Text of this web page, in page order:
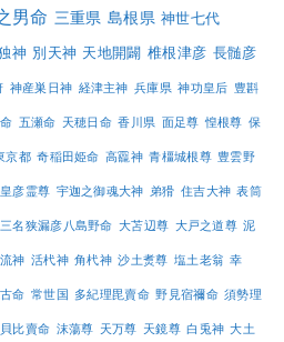
男命 三重県 島根県 神世七代
神 別天神 天地開闢 椎根津彦 長髄彦
神産巣日神 経津主神 兵庫県 神功皇后 豊斟
五瀬命 天穂日命 香川県 面足尊 惶根尊 保
京都 奇稲田姫命 高龗神 青橿城根尊 豊雲野
彦霊尊 宇迦之御魂大神 弟猾 住吉大神 表筒
名狭漏彦八島野命 大苫辺尊 大戸之道尊 泥
神 活杙神 角杙神 沙土煑尊 塩土老翁 幸
命 常世国 多紀理毘賣命 野見宿禰命 須勢理
比賣命 沫蕩尊 天万尊 天鏡尊 白兎神 大土